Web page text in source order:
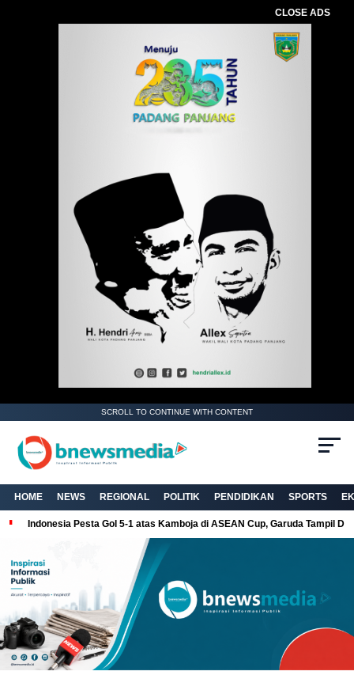
CLOSE ADS
SCROLL TO CONTINUE WITH CONTENT
HOME NEWS REGIONAL POLITIK PENDIDIKAN SPORTS
Indonesia Pesta Gol 5-1 atas Kamboja di ASEAN Cup, Garuda Tampil